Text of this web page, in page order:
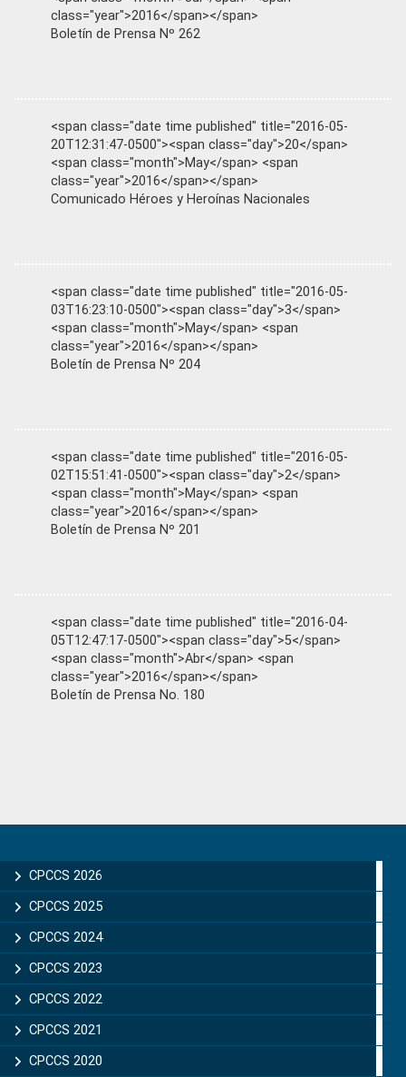
class="year">2016</span></span>
Boletín de Prensa Nº 262
<span class="date time published" title="2016-05-
20T12:31:47-0500"><span class="day">20</span>
<span class="month">May</span> <span
class="year">2016</span></span>
Comunicado Héroes y Heroínas Nacionales
<span class="date time published" title="2016-05-
03T16:23:10-0500"><span class="day">3</span>
<span class="month">May</span> <span
class="year">2016</span></span>
Boletín de Prensa Nº 204
<span class="date time published" title="2016-05-
02T15:51:41-0500"><span class="day">2</span>
<span class="month">May</span> <span
class="year">2016</span></span>
Boletín de Prensa Nº 201
<span class="date time published" title="2016-04-
05T12:47:17-0500"><span class="day">5</span>
<span class="month">Abr</span> <span
class="year">2016</span></span>
Boletín de Prensa No. 180
Sidebar
CPCCS 2026
CPCCS 2025
CPCCS 2024
CPCCS 2023
CPCCS 2022
CPCCS 2021
CPCCS 2020